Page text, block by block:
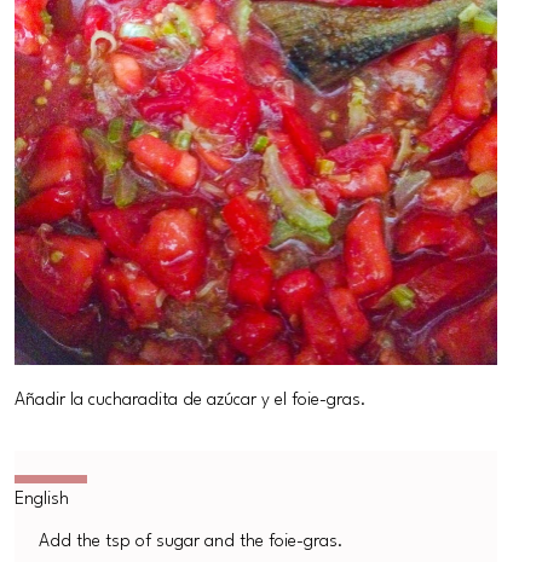
Añadir la cucharadita de azúcar y el foie-gras.
Add the tsp of sugar and the foie-gras.